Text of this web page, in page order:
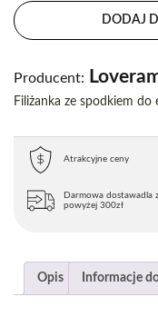
DODAJ
Producent:
Filiżanka ze spodkiem do
Atrakcyjne ceny
Darmowa dostawadla
powyżej 300zł
Opis Informacje